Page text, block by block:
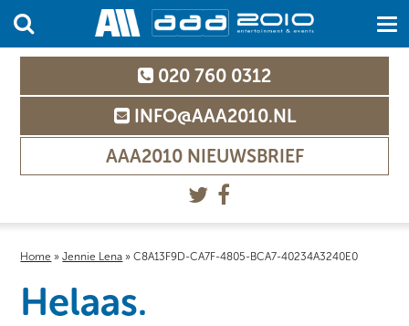
020 760 0312
INFO@AAA2010.NL
AAA2010 NIEUWSBRIEF
Home »Jennie Lena »C8A13F9D-CA7F-4805-BCA7-40234A3240E0
Helaas.